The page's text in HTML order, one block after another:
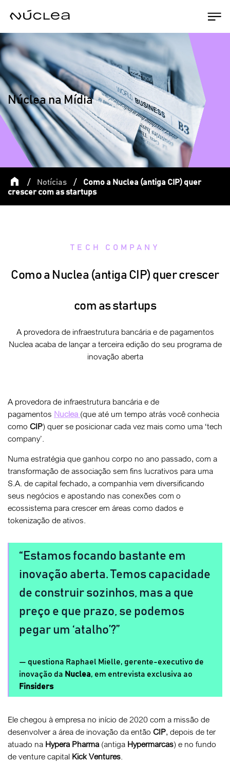
Núclea na Mídia
/ Notícias /
Como a Nuclea (antiga CIP) quer
crescer com as startups
TECH COMPANY
Como a Nuclea (antiga CIP) quer crescer
com as startups
A provedora de infraestrutura bancária e de pagamentos
Nuclea acaba de lançar a terceira edição do seu programa de
inovação aberta
A provedora de infraestrutura bancária e de
pagamentos Nuclea (que até um tempo atrás você conhecia
como CIP) quer se posicionar cada vez mais como uma ‘tech
company’.
Numa estratégia que ganhou corpo no ano passado, com a
transformação de associação sem fins lucrativos para uma
S.A. de capital fechado, a companhia vem diversificando
seus negócios e apostando nas conexões com o
ecossistema para crescer em áreas como dados e
tokenização de ativos.
Estamos focando bastante em
inovação aberta. Temos capacidade
de construir sozinhos, mas a que
preço e que prazo, se podemos
pegar um ‘atalho’?
questiona Raphael Mielle, gerente-executivo de
inovação da Nuclea, em entrevista exclusiva ao
Finsiders
Ele chegou à empresa no início de 2020 com a missão de
desenvolver a área de inovação da então CIP, depois de ter
atuado na Hypera Pharma(antiga Hypermarcas) e no fundo
de venture capital Kick Ventures.